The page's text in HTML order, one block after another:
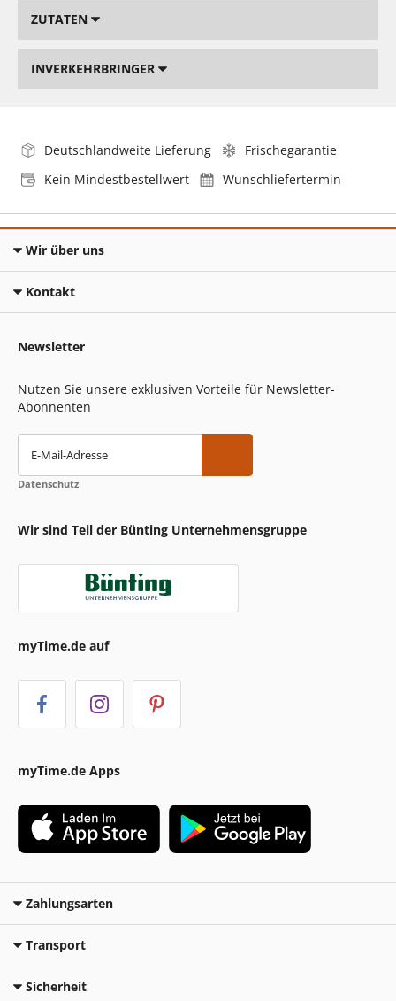
ZUTATEN
INVERKEHRBRINGER
Deutschlandweite Lieferung
Frischegarantie
Kein Mindestbestellwert
Wunschliefertermin
Wir über uns
Kontakt
Newsletter
Nutzen Sie unsere exklusiven Vorteile für Newsletter-
Abonnenten
E-Mail-Adresse
Datenschutz
Wir sind Teil der Bünting Unternehmensgruppe
myTime.de auf
myTime.de Apps
Zahlungsarten
Transport
Sicherheit